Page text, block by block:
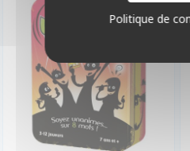
Politique de